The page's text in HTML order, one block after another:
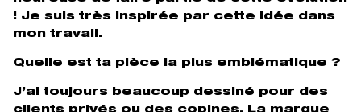
! Je suis très inspirée par cette idée dans
mon travail.
Quelle est ta pièce la plus emblématique ?
J’ai toujours beaucoup dessiné pour des